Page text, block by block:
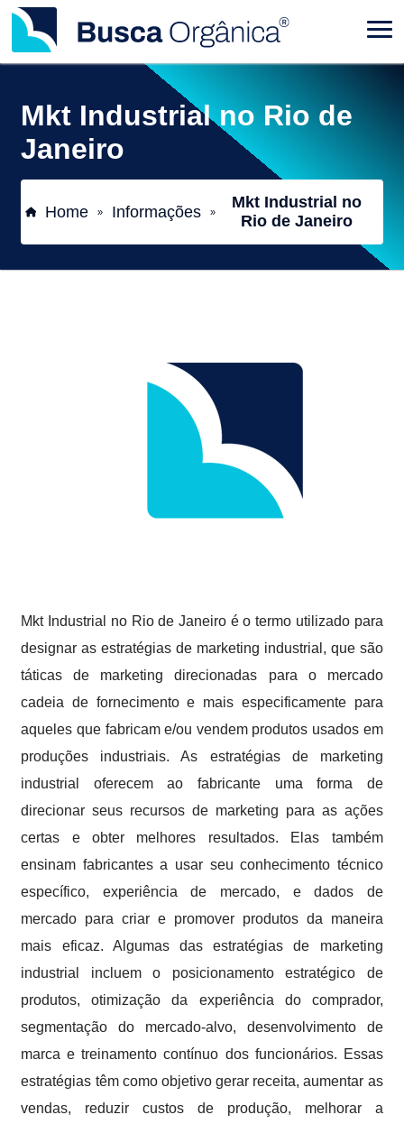
Mkt Industrial no Rio de
Janeiro
Home » Informações »
Mkt Industrial no
Rio de Janeiro
Mkt Industrial no Rio de Janeiro é o termo utilizado para
designar as estratégias de marketing industrial, que são
táticas de marketing direcionadas para o mercado
cadeia de fornecimento e mais especificamente para
aqueles que fabricam e/ou vendem produtos usados em
produções industriais. As estratégias de marketing
industrial oferecem ao fabricante uma forma de
direcionar seus recursos de marketing para as ações
certas e obter melhores resultados. Elas também
ensinam fabricantes a usar seu conhecimento técnico
específico, experiência de mercado, e dados de
mercado para criar e promover produtos da maneira
mais eficaz. Algumas das estratégias de marketing
industrial incluem o posicionamento estratégico de
produtos, otimização da experiência do comprador,
segmentação do mercado-alvo, desenvolvimento de
marca e treinamento contínuo dos funcionários. Essas
estratégias têm como objetivo gerar receita, aumentar as
vendas, reduzir custos de produção, melhorar a